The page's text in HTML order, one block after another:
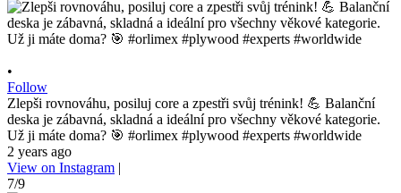
•
Follow
Zlepši rovnováhu, posiluj core a zpestři svůj trénink! 💪 Balanční
deska je zábavná, skladná a ideální pro všechny věkové kategorie.
Už ji máte doma? 🎯 #orlimex #plywood #experts #worldwide
2 years ago
View on Instagram |
7/9